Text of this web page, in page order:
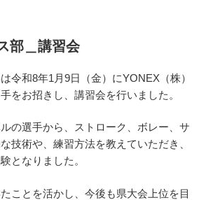
部＿講習会
令和8年1月9日（金）にYONEX（株）
をお招きし、講習会を行いました。
の選手から、ストローク、ボレー、サ
技術や、練習方法を教えていただき、
となりました。
ことを活かし、今後も県大会上位を目